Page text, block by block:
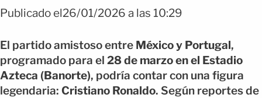
Publicado el26/01/2026 a las 10:29
El partido amistoso entre México y Portugal,
programado para el 28 de marzo en el Estadio
Azteca (Banorte), podría contar con una figura
legendaria: Cristiano Ronaldo. Según reportes de